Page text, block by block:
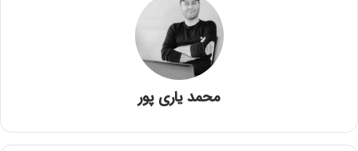
محمد یاری پور